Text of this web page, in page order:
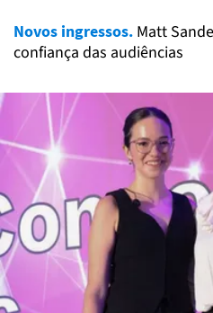
Novos ingressos. Matt
confiança das audiências